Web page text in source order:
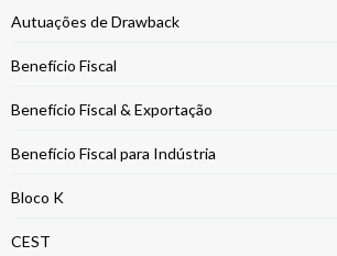
Autuações de Drawback
Benefício Fiscal
Benefício Fiscal & Exportação
Benefício Fiscal para Indústria
Bloco K
CEST